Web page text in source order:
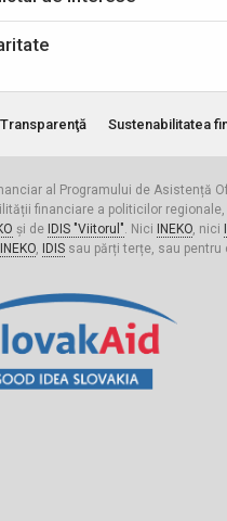
Transparenţă Sustenabilitatea
al Programului de Asistență
financiare a politicilor
și de IDIS "Viitorul". Nici INEKO, nici
INEKO, IDISsau părți terțe, sau pentru